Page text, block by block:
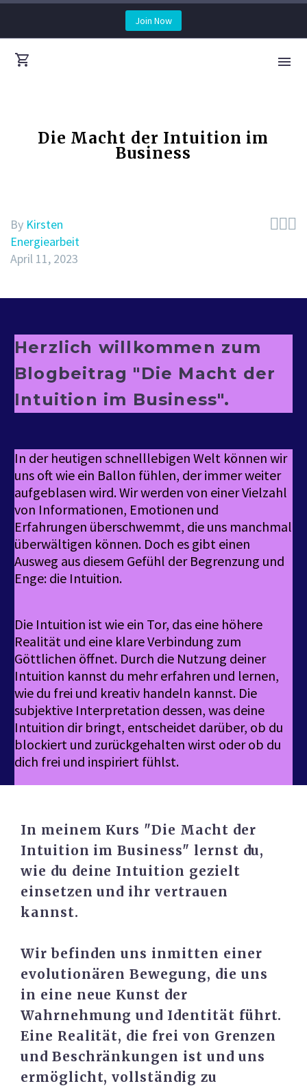
Join Now
Die Macht der Intuition im
Business

By Kirsten
Energiearbeit
April 11, 2023
Herzlich willkommen zum
Blogbeitrag "Die Macht der
Intuition im Business".
In der heutigen schnelllebigen Welt können wir
uns oft wie ein Ballon fühlen, der immer weiter
aufgeblasen wird. Wir werden von einer Vielzahl
von Informationen, Emotionen und
Erfahrungen überschwemmt, die uns manchmal
überwältigen können. Doch es gibt einen
Ausweg aus diesem Gefühl der Begrenzung und
Enge: die Intuition.
Die Intuition ist wie ein Tor, das eine höhere
Realität und eine klare Verbindung zum
Göttlichen öffnet. Durch die Nutzung deiner
Intuition kannst du mehr erfahren und lernen,
wie du frei und kreativ handeln kannst. Die
subjektive Interpretation dessen, was deine
Intuition dir bringt, entscheidet darüber, ob du
blockiert und zurückgehalten wirst oder ob du
dich frei und inspiriert fühlst.
In meinem Kurs "Die Macht der
Intuition im Business" lernst du,
wie du deine Intuition gezielt
einsetzen und ihr vertrauen
kannst.
Wir befinden uns inmitten einer
evolutionären Bewegung, die uns
in eine neue Kunst der
Wahrnehmung und Identität führt.
Eine Realität, die frei von Grenzen
und Beschränkungen ist und uns
ermöglicht, vollständig zu